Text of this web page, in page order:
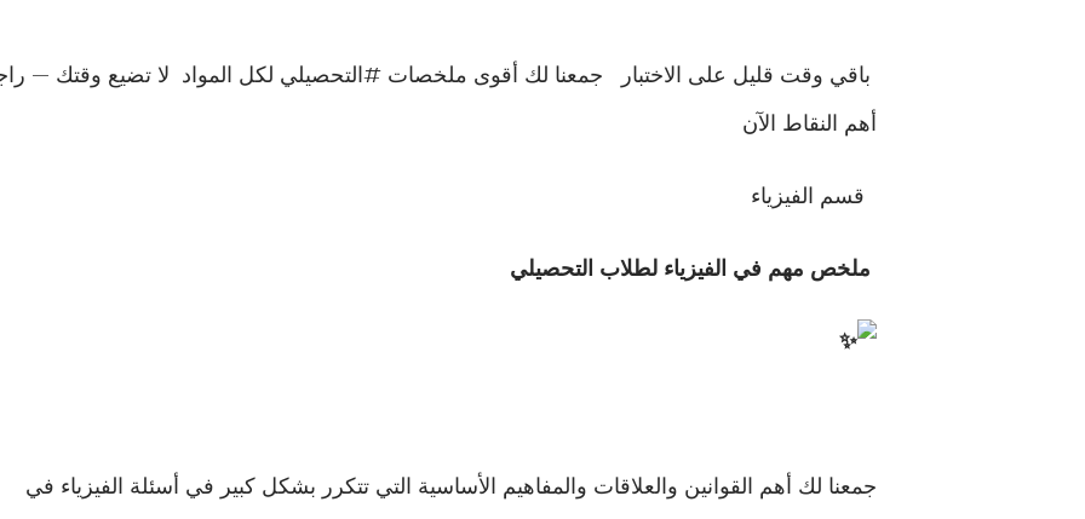
باقي وقت قليل على الاختبار جمعنا لك أقوى ملخصات #التحصيلي لكل المواد لا تضيع وقتك —
أهم النقاط الآن
قسم الفيزياء
ملخص مهم في الفيزياء لطلاب التحصيلي
جمعنا لك أهم القوانين والعلاقات والمفاهيم الأساسية التي تتكرر بشكل كبير في أسئلة الفيزياء في